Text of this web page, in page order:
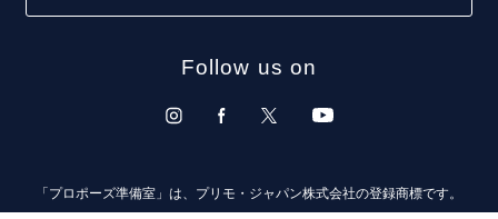
郡山モルティ店
Follow us on
「プロポーズ準備室」は、プリモ・ジャパン株式会社の登録商標です。